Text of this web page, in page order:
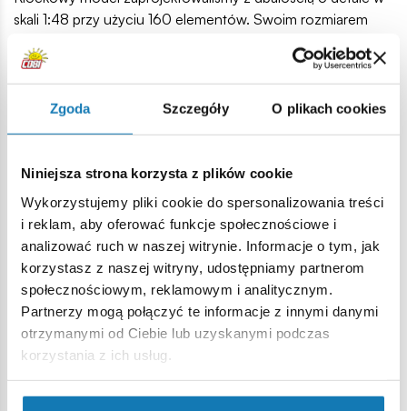
Zgoda Szczegóły O plikach cookies
Niniejsza strona korzysta z plików cookie
Wykorzystujemy pliki cookie do spersonalizowania treści
i reklam, aby oferować funkcje społecznościowe i
analizować ruch w naszej witrynie. Informacje o tym, jak
korzystasz z naszej witryny, udostępniamy partnerom
społecznościowym, reklamowym i analitycznym.
Partnerzy mogą połączyć te informacje z innymi danymi
otrzymanymi od Ciebie lub uzyskanymi podczas
korzystania z ich usług.
skali 1:48 przy użyciu 160 elementów. Swoim rozmiarem
samolotów. Model posiada obracające się koła i ruchome
śmigło. Na klockach znajdują się nadruki. Tutaj nie ma
naklejek! Specjalnie na potrzeby tego zestawu
zaprojektowaliśmy nowy kształt klocka - statecznik
swój pierwowzór. Budowa zestawu jest prosta i przebiega
bezproblemowo dzięki papierowej czytelnej instrukcji.
Klockowa Cessna 172 Skyhawk to model obowiązkowy dla
pasjonatów lotnictwa cywilnego. Zabierz swoją pasję do
domu i zbuduj to!
160 wysokiej jakości elementów
produkt na oryginalnej licencji CESSNA
wyprodukowane w UE przez firmę z ponad 20-letnią
tradycją,
spełniają normy bezpieczeństwa dotyczące produktów